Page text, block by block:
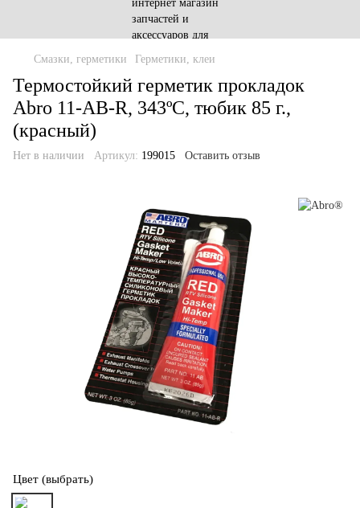
Смазки, герметики Герметики, клеи
Термостойкий герметик прокладок
Abro 11-AB-R, 343ºC, тюбик 85 г.,
(красный)
Нет в наличии Артикул: 199015 Оставить отзыв
Цвет (выбрать)